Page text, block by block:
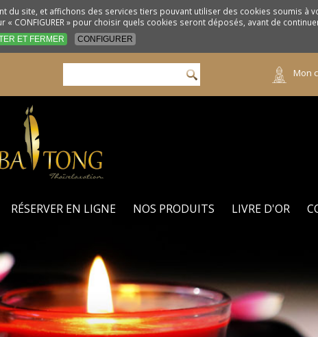
Mon
RÉSERVER EN LIGNE NOS PRODUITS LIVRE D'OR
du site, et affichons des services tiers pouvant utiliser des cookies soumis à
« CONFIGURER » pour choisir quels cookies seront déposés, avant de
ET FERMER CONFIGURER